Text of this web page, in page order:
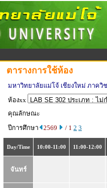
ตารางการใช้ห้อง
มหาวิทยาลัยแม่โจ้ เชียงใหม่ ภาควิ
ห้องxx
คุณลักษณะ
ปีการศึกษา
2569 / 1 2 3
Day/Time 10:00-11:00 11:00-12:00
จันทร์